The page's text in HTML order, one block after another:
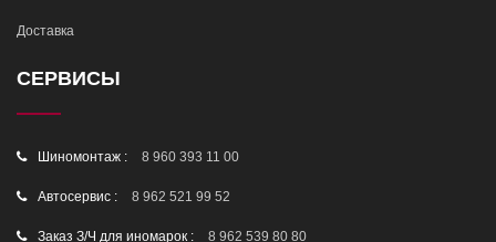
Доставка
СЕРВИСЫ
Шиномонтаж : 8 960 393 11 00
Автосервис : 8 962 521 99 52
Заказ З/Ч для иномарок : 8 962 539 80 80